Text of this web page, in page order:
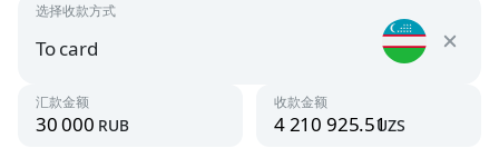
Russia
RUB
Uzbekistan
UZS
选择收款方式
To card
Argentina
汇款金额
rub
收款金额
uzs